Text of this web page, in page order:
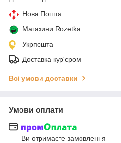
Нова Пошта
Магазини Rozetka
Укрпошта
Доставка кур'єром
Всі умови доставки
Умови оплати
Ви отримаєте замовлення